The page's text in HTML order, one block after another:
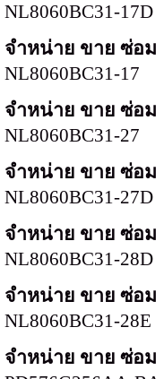
NL8060BC31-17D
จำหน่าย ขาย ซ่อม
NL8060BC31-17
จำหน่าย ขาย ซ่อม
NL8060BC31-27
จำหน่าย ขาย ซ่อม
NL8060BC31-27D
จำหน่าย ขาย ซ่อม
NL8060BC31-28D
จำหน่าย ขาย ซ่อม
NL8060BC31-28E
จำหน่าย ขาย ซ่อม